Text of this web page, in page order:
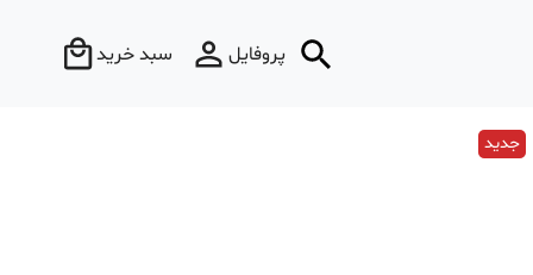
پروفایل سبد خرید
جدید